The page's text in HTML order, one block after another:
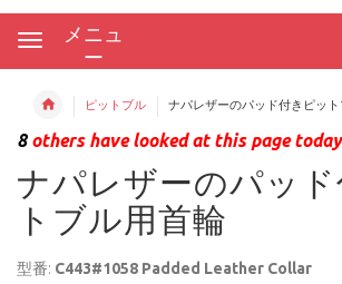
メニュ
ー
ピットブル ナパレザーのパッド付きピッ
8others have looked at this page
ナパレザーのパッド
トブル用首輪
型番: C443#1058 Padded Leather Collar